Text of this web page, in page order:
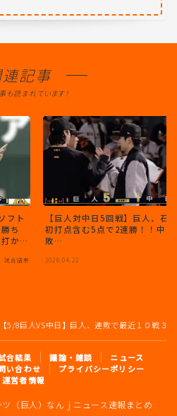
連記事
も読まれています！
フト
ち
か
試合結果
【巨人対中日5回戦】巨人、石
初打点含む5点で2連勝！！中
敗…
2026.04.22
【5/8巨人VS中日】巨人、連敗で最近１０戦
合結果 議論・雑談
ニュース
い合わせ
プライバシーポリシー
運営者情報
（巨人）なんｊニュース速報まとめ